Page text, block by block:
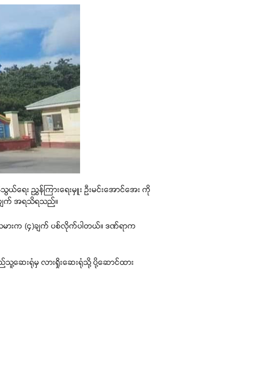
ေး ညွှန်ကြားရေးမှူး ဦးမင်းအောင်အေး ကို
ျက် အရသိရသည်။
မားက (၄)ချက် ပစ်လိုက်ပါတယ်။ ဒဏ်ရာက
သူ့ဆေးရုံမှ လားရှိုးဆေးရုံသို့ ပို့ဆောင်ထား